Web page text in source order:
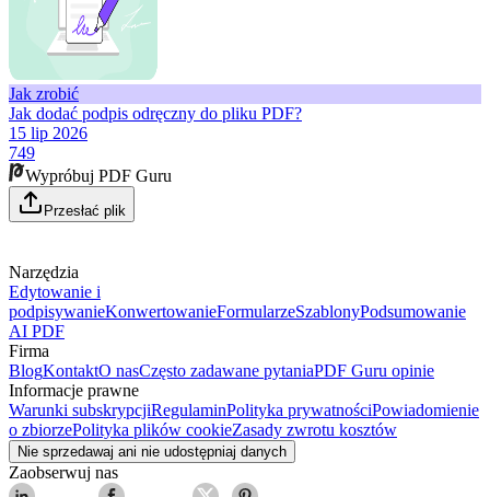
Jak zrobić
Jak dodać podpis odręczny do pliku PDF?
15 lip 2026
749
Wypróbuj PDF Guru
Przesłać plik
Narzędzia
Edytowanie i
podpisywanieKonwertowanieFormularzeSzablonyPodsumowanie
AI PDF
Firma
BlogKontaktO nasCzęsto zadawane pytaniaPDF Guru opinie
Informacje prawne
Warunki subskrypcjiRegulaminPolityka prywatnościPowiadomienie
o zbiorzePolityka plików cookieZasady zwrotu kosztów
Nie sprzedawaj ani nie udostępniaj danych
Zaobserwuj nas